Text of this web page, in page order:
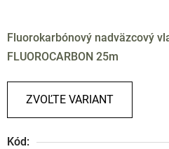
Fluorokarbónový nadväzcový
FLUOROCARBON 25m
ZVOĽTE VARIANT
Kód: